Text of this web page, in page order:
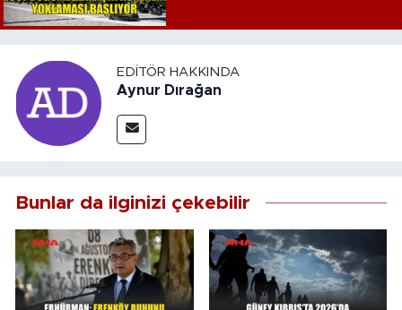
EDITÖR HAKKINDA
Aynur Dırağan
Bunlar da ilginizi çekebilir